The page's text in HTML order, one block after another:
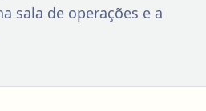
sala de operações e a